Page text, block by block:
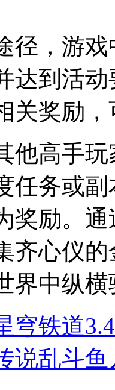
径，游
达到活
关奖励
他高手
任务或
奖励。
齐心仪
界中纵
穹铁道
说乱斗